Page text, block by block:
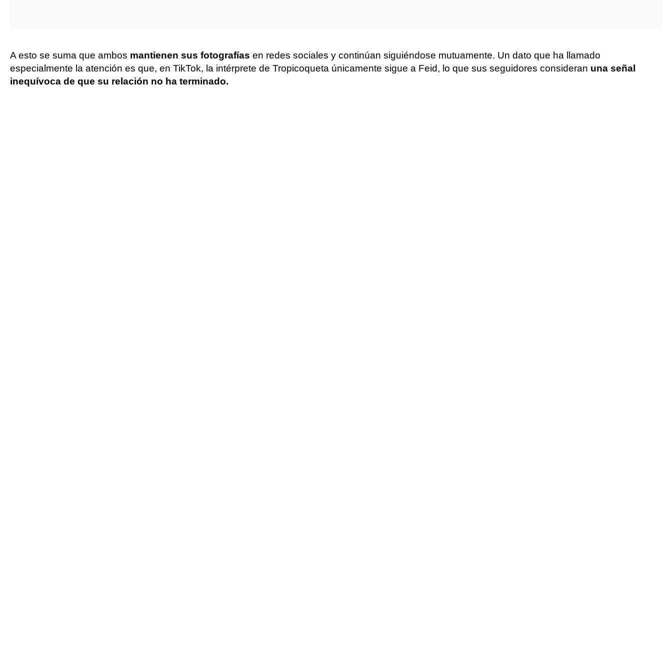
A esto se suma que ambos mantienen sus fotografías en redes sociales y continúan siguiéndose mutuamente. Un dato que ha llamado
especialmente la atención es que, en TikTok, la intérprete de Tropicoqueta únicamente sigue a Feid, lo que sus seguidores consideran una señal
inequívoca de que su relación no ha terminado.